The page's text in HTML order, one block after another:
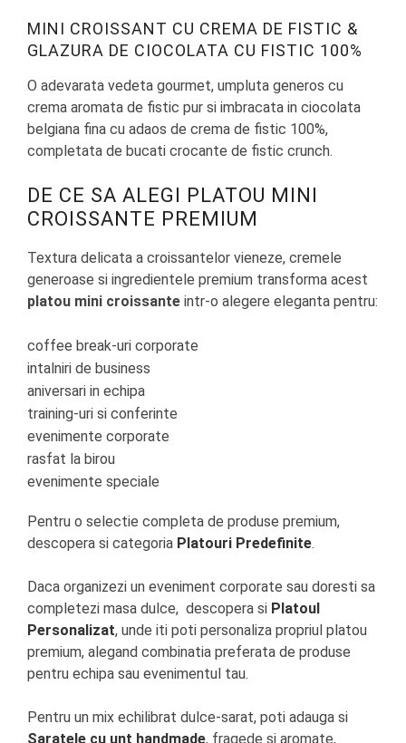
MINI CROISSANT CU CREMA DE FISTIC &
GLAZURA DE CIOCOLATA CU FISTIC 100%
O adevarata vedeta gourmet, umpluta generos cu
crema aromata de fistic pur si imbracata in ciocolata
belgiana fina cu adaos de crema de fistic 100%,
completata de bucati crocante de fistic crunch.
DE CE SA ALEGI PLATOU MINI
CROISSANTE PREMIUM
Textura delicata a croissantelor vieneze, cremele
generoase si ingredientele premium transforma acest
platou mini croissante intr-o alegere eleganta pentru:
coffee break-uri corporate
intalniri de business
aniversari in echipa
training-uri si conferinte
evenimente corporate
rasfat la birou
evenimente speciale
Pentru o selectie completa de produse premium,
descopera si categoria Platouri Predefinite.
Daca organizezi un eveniment corporate sau doresti sa
completezi masa dulce, descopera si Platoul
Personalizat, unde iti poti personaliza propriul platou
premium, alegand combinatia preferata de produse
pentru echipa sau evenimentul tau.
Pentru un mix echilibrat dulce-sarat, poti adauga si
Saratele cu unt handmade, fragede si aromate,